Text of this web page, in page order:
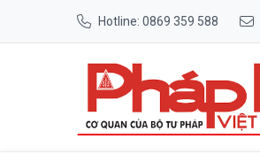
Hotline: 0869 359 588